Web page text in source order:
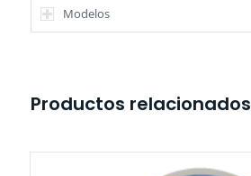
Modelos
Productos relacionados